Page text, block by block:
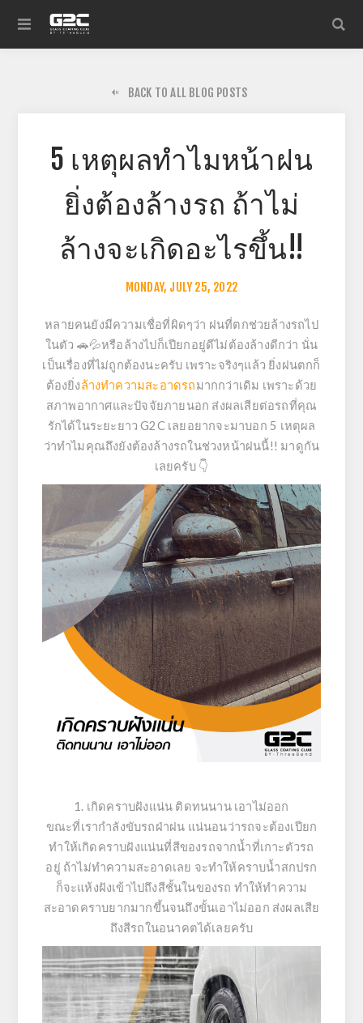
BACK TO ALL BLOG POSTS
5 เหตุผลทำไมหน้าฝน
ยิ่งต้องล้างรถ ถ้าไม่
ล้างจะเกิดอะไรขึ้น!!
MONDAY, JULY 25, 2022
หลายคนยังมีความเชื่อที่ผิดๆว่า ฝนที่ตกช่วยล้างรถไป
ในตัว 🚗💦หรือล้างไปก็เปียกอยู่ดีไม่ต้องล้างดีกว่า นั่น
เป็นเรื่องที่ไม่ถูกต้องนะครับ เพราะจริงๆแล้ว ยิ่งฝนตกก็
ต้องยิ่งล้างทำความสะอาดรถมากกว่าเดิม เพราะด้วย
สภาพอากาศและปัจจัยภายนอก ส่งผลเสียต่อรถที่คุณ
รักได้ในระยะยาว G2C เลยอยากจะมาบอก 5 เหตุผล
ว่าทำไมคุณถึงยังต้องล้างรถในช่วงหน้าฝนนี้!! มาดูกัน
เลยครับ 👇
1. เกิดคราบฝังแน่น ติดทนนาน เอาไม่ออก
ขณะที่เรากำลังขับรถฝ่าฝน แน่นอนว่ารถจะต้องเปียก
ทำให้เกิดคราบฝังแน่นที่สีของรถจากน้ำที่เกาะตัวรถ
อยู่ ถ้าไม่ทำความสะอาดเลย จะทำให้คราบน้ำสกปรก
ก็จะแห้งฝังเข้าไปถึงสีชั้นในของรถ ทำให้ทำความ
สะอาดคราบยากมากขึ้นจนถึงขั้นเอาไม่ออก ส่งผลเสีย
ถึงสีรถในอนาคตได้เลยครับ